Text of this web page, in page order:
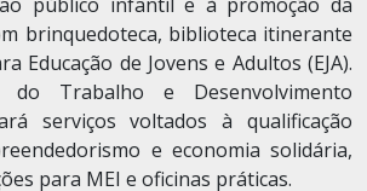
brinquedoteca, biblioteca itinerante
Educação de Jovens e Adultos (EJA).
do Trabalho e Desenvolvimento
serviços voltados à qualificação
e economia solidária,
para MEI e oficinas práticas.